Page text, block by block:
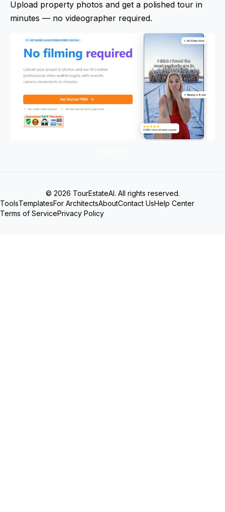
Upload property photos and get a polished tour in
minutes — no videographer required.
© 2026 TourEstateAI. All rights reserved.
ToolsTemplatesFor ArchitectsAboutContact UsHelp Center
Terms of ServicePrivacy Policy